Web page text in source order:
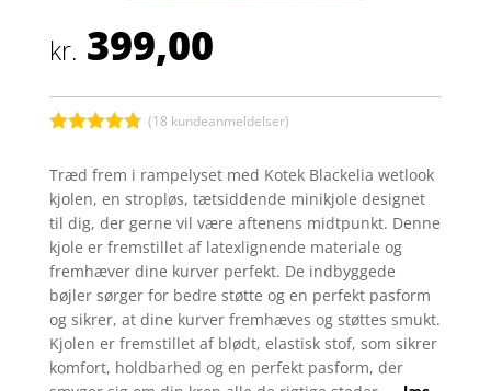
kr. 399,00
ud af 5
baseret på
kundebedø
mmelser
(18 kundeanmeldelser)
Træd frem i rampelyset med Kotek Blackelia wetlook
kjolen, en stropløs, tætsiddende minikjole designet
til dig, der gerne vil være aftenens midtpunkt. Denne
kjole er fremstillet af latexlignende materiale og
fremhæver dine kurver perfekt. De indbyggede
bøjler sørger for bedre støtte og en perfekt pasform
og sikrer, at dine kurver fremhæves og støttes smukt.
Kjolen er fremstillet af blødt, elastisk stof, som sikrer
komfort, holdbarhed og en perfekt pasform, der